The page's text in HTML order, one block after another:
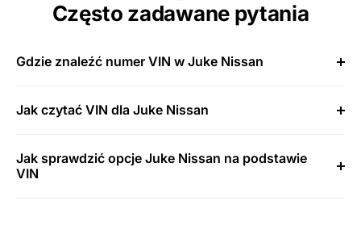
Często zadawane pytania
Gdzie znaleźć numer VIN w Juke Nissan
Jak czytać VIN dla Juke Nissan
Jak sprawdzić opcje Juke Nissan na podstawie
VIN